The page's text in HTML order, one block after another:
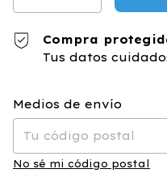
Compra
Tus datos
Entregas para el CP:
Medios de envío
No sé mi código postal